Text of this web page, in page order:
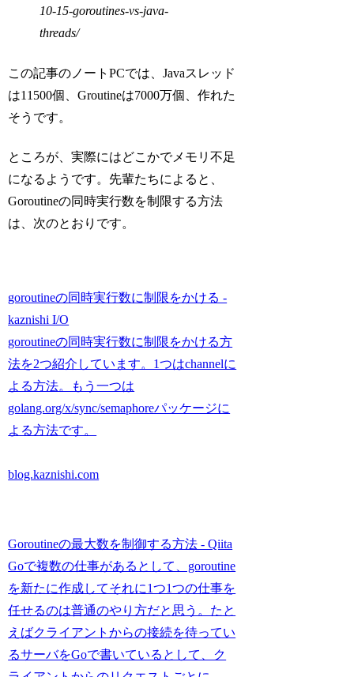
10-15-goroutines-vs-java-
threads/
この記事のノートPCでは、Javaスレッド
は11500個、Groutineは7000万個、作れた
そうです。
ところが、実際にはどこかでメモリ不足
になるようです。先輩たちによると、
Goroutineの同時実行数を制限する方法
は、次のとおりです。
goroutineの同時実行数に制限をかける -
kaznishi I/O
goroutineの同時実行数に制限をかける方
法を2つ紹介しています。1つはchannelに
よる方法。もう一つは
golang.org/x/sync/semaphoreパッケージに
よる方法です。
blog.kaznishi.com
Goroutineの最大数を制御する方法 - Qiita
Goで複数の仕事があるとして、goroutine
を新たに作成してそれに1つ1つの仕事を
任せるのは普通のやり方だと思う。たと
えばクライアントからの接続を待ってい
るサーバをGoで書いているとして、ク